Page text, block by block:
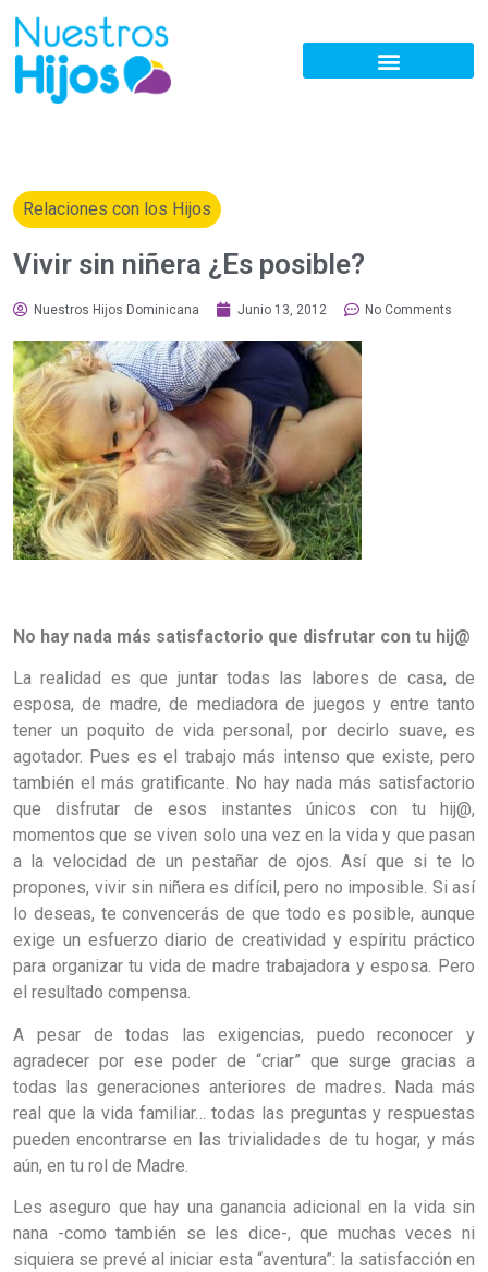
Relaciones con los Hijos
Vivir sin niñera ¿Es posible?
Nuestros Hijos Dominicana Junio 13, 2012 No Comments
No hay nada más satisfactorio que disfrutar con tu hij@
La realidad es que juntar todas las labores de casa, de
esposa, de madre, de mediadora de juegos y entre tanto
tener un poquito de vida personal, por decirlo suave, es
agotador. Pues es el trabajo más intenso que existe, pero
también el más gratificante. No hay nada más satisfactorio
que disfrutar de esos instantes únicos con tu hij@,
momentos que se viven solo una vez en la vida y que pasan
a la velocidad de un pestañar de ojos. Así que si te lo
propones, vivir sin niñera es difícil, pero no imposible. Si así
lo deseas, te convencerás de que todo es posible, aunque
exige un esfuerzo diario de creatividad y espíritu práctico
para organizar tu vida de madre trabajadora y esposa. Pero
el resultado compensa.
A pesar de todas las exigencias, puedo reconocer y
agradecer por ese poder de “criar” que surge gracias a
todas las generaciones anteriores de madres. Nada más
real que la vida familiar… todas las preguntas y respuestas
pueden encontrarse en las trivialidades de tu hogar, y más
aún, en tu rol de Madre.
Les aseguro que hay una ganancia adicional en la vida sin
nana -como también se les dice-, que muchas veces ni
siquiera se prevé al iniciar esta “aventura”: la satisfacción en